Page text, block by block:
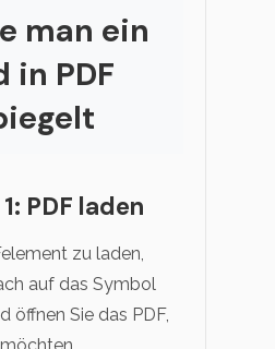
man ein
in PDF
PDF laden
zu laden,
auf das Symbol
öffnen Sie das PDF,